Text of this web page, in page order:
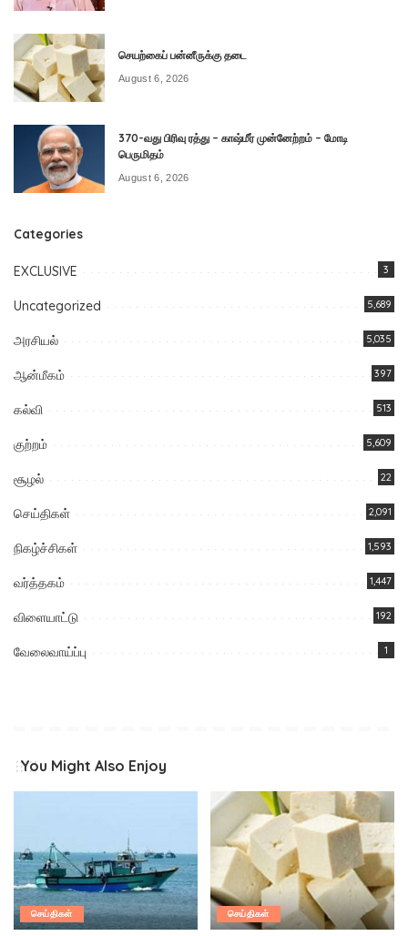
செயற்கைப் பன்னீருக்கு தடை
August 6, 2026
370-வது பிரிவு ரத்து – காஷ்மீர் முன்னேற்றம் – மோடி
பெருமிதம்
August 6, 2026
Categories
EXCLUSIVE 3
Uncategorized 5,689
அரசியல் 5,035
ஆன்மீகம் 397
கல்வி 513
குற்றம் 5,609
சூழல் 22
செய்திகள் 2,091
நிகழ்ச்சிகள் 1,593
வர்த்தகம் 1,447
விளையாட்டு 192
வேலைவாய்ப்பு 1
You Might Also Enjoy
செய்திகள் செய்திகள்